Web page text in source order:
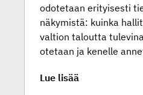
odotetaan erityisesti
näkymistä: kuinka
valtion taloutta
otetaan ja kenelle
Lue lisää